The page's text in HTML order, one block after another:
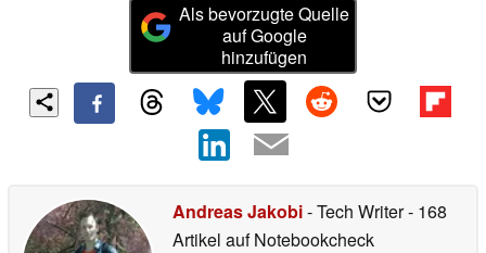
Als bevorzugte Quelle
auf Google
hinzufügen
Andreas Jakobi- Tech Writer- 168
Artikel auf Notebookcheck